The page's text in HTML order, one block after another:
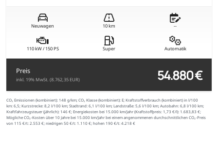
Neuwagen 10 km --
110 kW / 150 PS Super Automatik
Preis
inkl. 19% MwSt. (8.762,35 EUR) 54.880 €
CO₂ Emissionen (kombiniert): 148 g/km; CO₂ Klasse (kombiniert): E; Kraftstoffverbrauch (kombiniert) in l/100
km: 6,5; Kurzstrecke: 8,2 l/100 km; Stadtrand: 6,1 l/100 km; Landstraße: 5,6 l/100 km; Autobahn: 6,8 l/100 km;
Kraftfahrzeugsteuer (jährlich): 146 €; Energiekosten bei 15.000 km/Jahr (Kraftstoffpreis: 1,73 €/l): 1.683,83 €;
Mögliche CO₂-Kosten über 10 Jahre bei 15.000 km/Jahr bei einem angenommenen durchschnittlichen CO₂-Preis
von 115 €/t: 2.553 €; niedrigen 50 €/t: 1.110 €; hohen 190 €/t: 4.218 €